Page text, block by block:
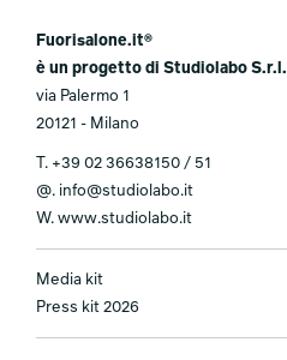
Fuorisalone.it®
è un progetto di Studiolabo S.r.l.
via Palermo 1
20121 - Milano
T. +39 02 36638150 / 51
@. info@studiolabo.it
W. www.studiolabo.it
Media kit
Press kit 2026